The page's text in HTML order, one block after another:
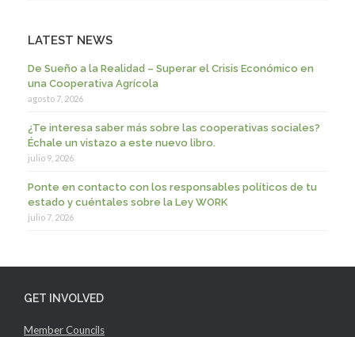
LATEST NEWS
De Sueño a la Realidad – Superar el Crisis Económico en
una Cooperativa Agrícola
agosto 7, 2026
¿Te interesa saber más sobre las cooperativas sociales?
Échale un vistazo a este nuevo libro.
julio 9, 2026
Ponte en contacto con los responsables políticos de tu
estado y cuéntales sobre la Ley WORK
julio 7, 2026
GET INVOLVED
Member Councils